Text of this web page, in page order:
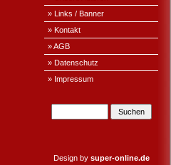
» Links / Banner
» Kontakt
» AGB
» Datenschutz
» Impressum
Design by super-online.de